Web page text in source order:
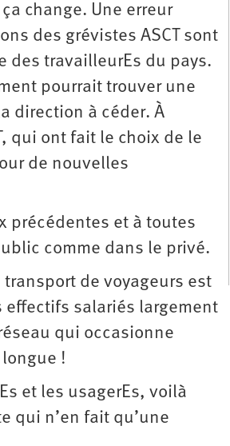
change. Une erreur
des grévistes ASCT sont
des travailleurEs du pays.
pourrait trouver une
direction à céder. À
qui ont fait le choix de le
de nouvelles
précédentes et à toutes
comme dans le privé.
de voyageurs est
effectifs salariés largement
qui occasionne
!
et les usagerEs, voilà
qui n’en fait qu’une